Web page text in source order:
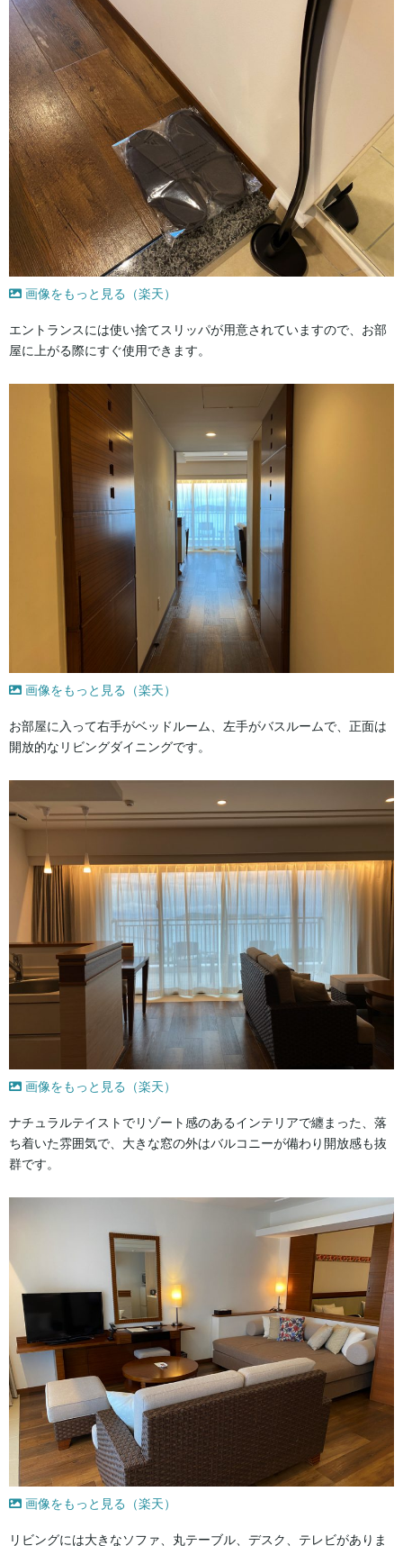
画像をもっと見る（楽天）
エントランスには使い捨てスリッパが用意されていますので、お部
屋に上がる際にすぐ使用できます。
画像をもっと見る（楽天）
お部屋に入って右手がベッドルーム、左手がバスルームで、正面は
開放的なリビングダイニングです。
画像をもっと見る（楽天）
ナチュラルテイストでリゾート感のあるインテリアで纏まった、落
ち着いた雰囲気で、大きな窓の外はバルコニーが備わり開放感も抜
群です。
画像をもっと見る（楽天）
リビングには大きなソファ、丸テーブル、デスク、テレビがありま